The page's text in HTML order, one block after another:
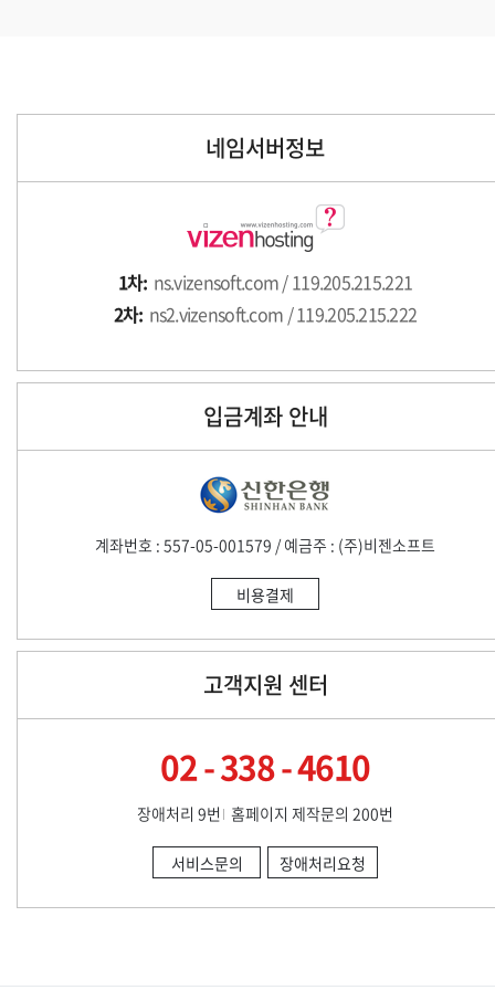
네임서버정보
1차: ns.vizensoft.com / 119.205.215.221
2차: ns2.vizensoft.com / 119.205.215.222
입금계좌 안내
계좌번호 : 557-05-001579 / 예금주 : (주)비젠소프트
비용결제
고객지원 센터
02 - 338 - 4610
장애처리 9번 홈페이지 제작문의 200번
서비스문의 장애처리요청